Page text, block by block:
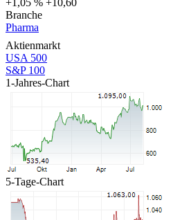
Branche
Pharma
Aktienmarkt
USA 500
S&P 100
1-Jahres-Chart
5-Tage-Chart